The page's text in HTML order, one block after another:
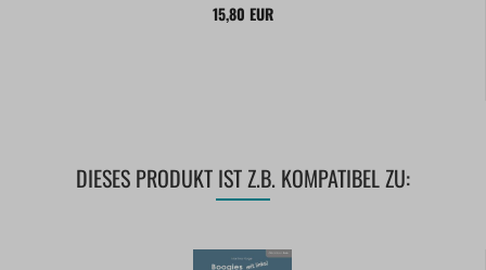
15,80 EUR
DIESES PRODUKT IST Z.B. KOMPATIBEL ZU: